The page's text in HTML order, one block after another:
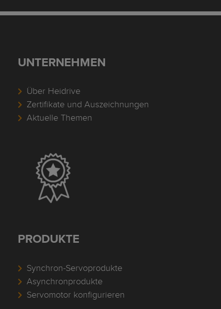
UNTERNEHMEN
Über Heidrive
Zertifikate und Auszeichnungen
Aktuelle Themen
PRODUKTE
Synchron-Servoprodukte
Asynchronprodukte
Servomotor konfigurieren